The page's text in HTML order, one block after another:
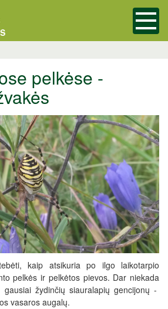
pelkėse -
kaip atsikuria po ilgo laikotarpio
pelkės ir pelkėtos pievos. Dar niekada
žydinčių siauralapių gencijonų -
vasaros augalų.